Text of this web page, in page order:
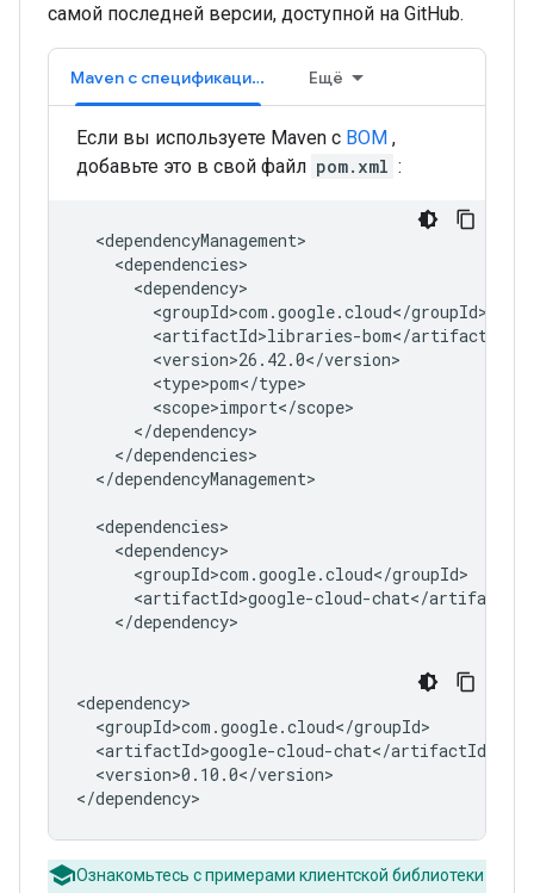
самой последней версии, доступной на GitHub.
Maven с спецификацией Ещё
Если вы используете Maven с BOM ,
добавьте это в свой файл pom.xml :
</dependencyManagement>
<version>0.10.0</version>
Ознакомьтесь с примерами клиентской библиотеки